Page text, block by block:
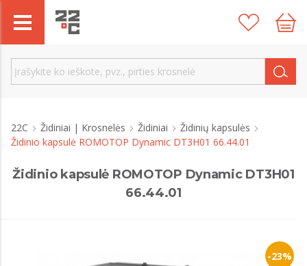
22C Židiniai | Krosnelės Židiniai
Židinių kapsulės
Židinio kapsulė ROMOTOP Dynamic DT3H01 66.44.01
Židinio kapsulė ROMOTOP Dynamic DT3H01
66.44.01
-23%